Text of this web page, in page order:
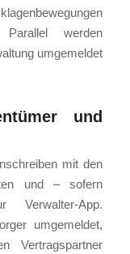
Parallel werden
umgemeldet
und
mit den
und – sofern
Verwalter-App.
umgemeldet,
Vertragspartner